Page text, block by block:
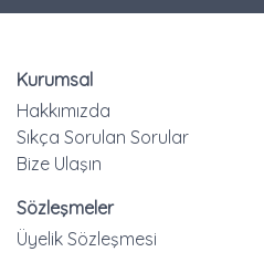
Kurumsal
Hakkımızda
Sıkça Sorulan Sorular
Bize Ulaşın
Sözleşmeler
Üyelik Sözleşmesi